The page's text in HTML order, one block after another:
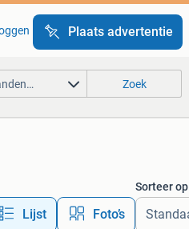
Plaats advertentie
Zoek
Lijst Foto’s
Sorteer op